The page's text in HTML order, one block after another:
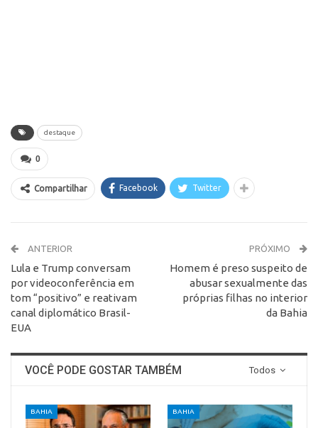
destaque
0
Compartilhar Facebook Twitter
ANTERIOR
Lula e Trump conversam
por videoconferência em
tom “positivo” e reativam
canal diplomático Brasil-
EUA
PRÓXIMO
Homem é preso suspeito de
abusar sexualmente das
próprias filhas no interior
da Bahia
Todos
VOCÊ PODE GOSTAR TAMBÉM
BAHIA BAHIA